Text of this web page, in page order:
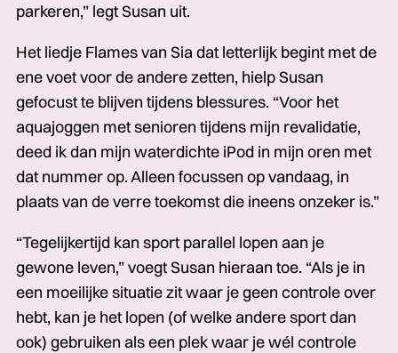
parkeren,” legt Susan uit.
Het liedje Flames van Sia dat letterlijk begint met de
ene voet voor de andere zetten, hielp Susan
gefocust te blijven tijdens blessures. “Voor het
aquajoggen met senioren tijdens mijn revalidatie,
deed ik dan mijn waterdichte iPod in mijn oren met
dat nummer op. Alleen focussen op vandaag, in
plaats van de verre toekomst die ineens onzeker is.”
“Tegelijkertijd kan sport parallel lopen aan je
gewone leven,” voegt Susan hieraan toe. “Als je in
een moeilijke situatie zit waar je geen controle over
hebt, kan je het lopen (of welke andere sport dan
ook) gebruiken als een plek waar je wél controle